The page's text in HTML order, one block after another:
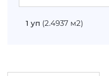
1 уп (2.4937 м2)